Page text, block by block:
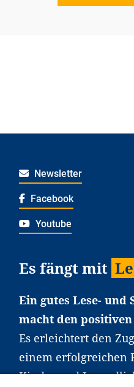
Newsletter
Facebook
Youtube
Es fängt mit
Ein gutes Lese- und
macht den
Es erleichtert den
einem erfolgreichen
Kinder und